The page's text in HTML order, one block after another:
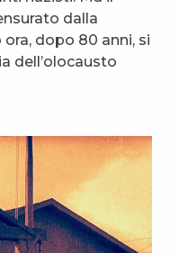
dalla
dopo 80 anni, si
dell’olocausto